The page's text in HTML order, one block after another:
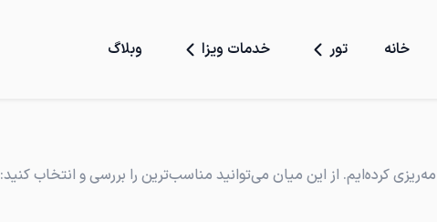
خانه تور خدمات ویزا وبلاگ
کرده‌ایم. از این میان می‌توانید مناسب‌ترین را بررسی و انتخاب کنید: